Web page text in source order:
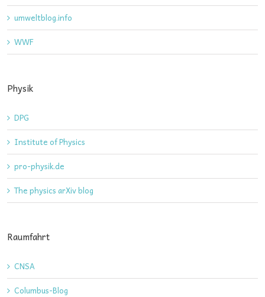
umweltblog.info
WWF
Physik
DPG
Institute of Physics
pro-physik.de
The physics arXiv blog
Raumfahrt
CNSA
Columbus-Blog